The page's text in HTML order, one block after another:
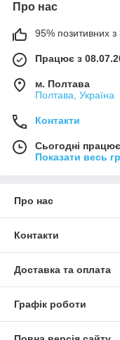
Про нас
95% позитивних з
Працює з
м. Полтава
Полтава, Україна
Контакти
Сьогодні
Показати весь
Про нас
Контакти
Доставка та оплата
Графік роботи